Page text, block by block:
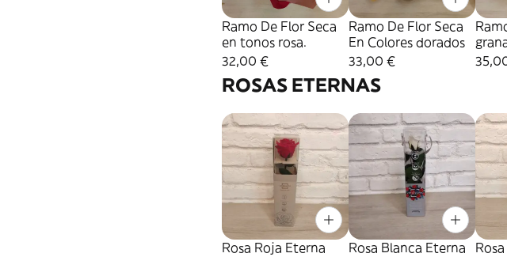
Ramo De Flor Seca
en tonos rosa.
32,00 €
Ramo De Flor Seca
En Colores dorados
33,00 €
ROSAS ETERNAS
Rosa Roja Eterna Rosa Blanca Eterna